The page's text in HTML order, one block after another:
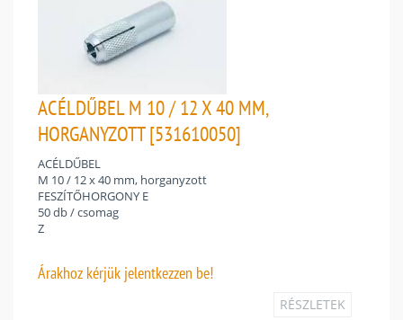
ACÉLDŰBEL M 10 / 12 X 40 MM,
HORGANYZOTT [531610050]
ACÉLDŰBEL
M 10 / 12 x 40 mm, horganyzott
FESZÍTŐHORGONY E
50 db / csomag
Z
Árakhoz kérjük jelentkezzen be!
RÉSZLETEK